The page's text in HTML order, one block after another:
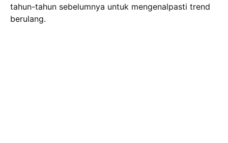
tahun-tahun sebelumnya untuk mengenalpasti trend
berulang.